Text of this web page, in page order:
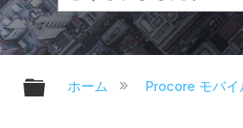
グローバル階層を
ホーム Procore モバイ